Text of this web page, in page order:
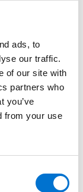
ads, to
our traffic.
of our site with
partners who
you’ve
from your use